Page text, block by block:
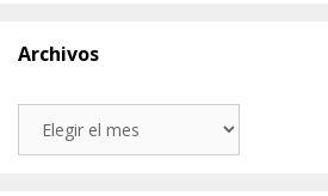
Archivos